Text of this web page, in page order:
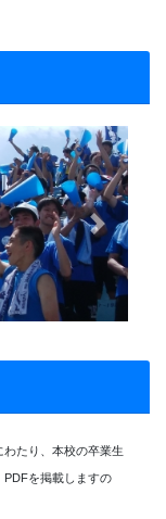
Next
たり、本校の卒業生
を掲載しますの